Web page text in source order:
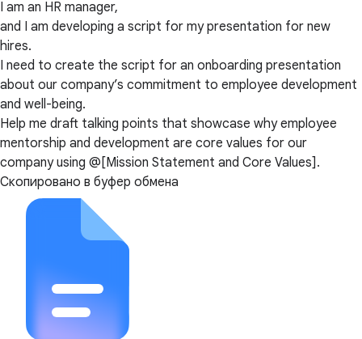
I am an HR manager,
and I am developing a script for my presentation for new
hires.
I need to create the script for an onboarding presentation
about our company’s commitment to employee development
and well-being.
Help me draft talking points that showcase why employee
mentorship and development are core values for our
company using @[Mission Statement and Core Values].
Скопировано в буфер обмена